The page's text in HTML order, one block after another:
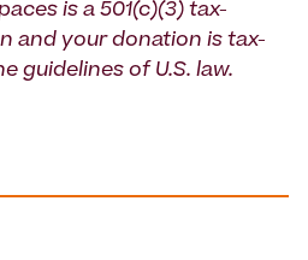
is a 501(c)(3) tax-
and your donation is tax-
guidelines of U.S. law.